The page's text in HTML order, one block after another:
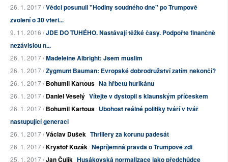
26. 1. 2017 /Vědci posunuli "Hodiny soudného dne" po Trumpově
zvolení o 30 vteři...
9. 11. 2016 /JDE DO TUHÉHO. Nastávají těžké časy. Podpořte finančně
nezávislou n...
26. 1. 2017 /Madeleine Albright: Jsem muslim
26. 1. 2017 /Zygmunt Bauman: Evropské dobrodružství zatím nekončí?
26. 1. 2017 /Bohumil Kartous Na hřbetu hurikánu
26. 1. 2017 /Daniel Veselý Vítejte v dystopii s klaunským příčeskem
26. 1. 2017 /Bohumil Kartous Ubohost reálné politiky tváří v tvář
nastupující generaci
26. 1. 2017 /Václav Dušek Thrillery za korunu padesát
26. 1. 2017 /Kryštof Kozák Nepříjemná pravda o Trumpově zdi
25. 1. 2017 /Jan Čulík Husákovská normalizace jako předchůdce